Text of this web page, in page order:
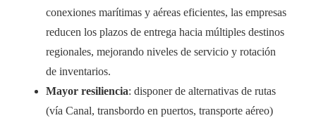
conexiones marítimas y aéreas eficientes, las empresas
reducen los plazos de entrega hacia múltiples destinos
regionales, mejorando niveles de servicio y rotación
de inventarios.
Mayor resiliencia: disponer de alternativas de rutas
(vía Canal, transbordo en puertos, transporte aéreo)